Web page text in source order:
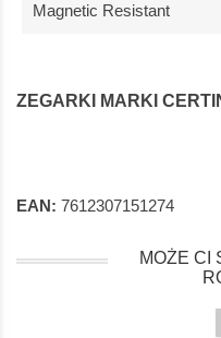
Magnetic Resistant
ZEGARKI MARKI
EAN: 7612307151274
MOŻE CI